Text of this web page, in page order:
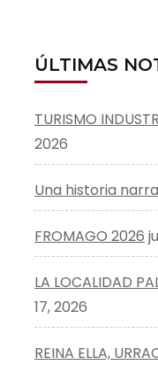
ÚLTIMAS
TURISMO
2026
Una historia
FROMAGO 2026
LA LOCALIDAD
17, 2026
REINA ELLA,